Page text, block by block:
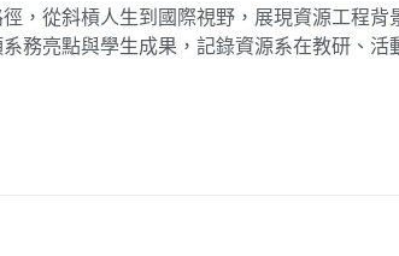
，從斜槓人生到國際視野，展現資源工程背
務亮點與學生成果，記錄資源系在教研、活